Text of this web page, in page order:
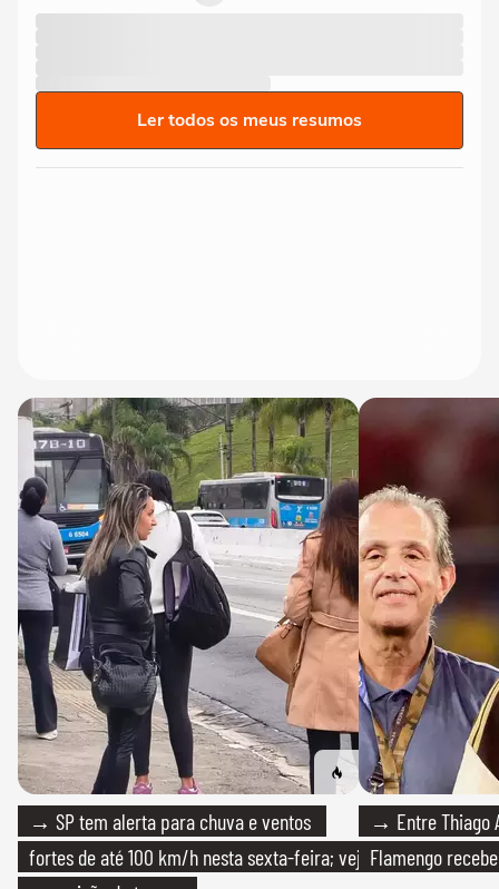
Ler todos os meus resumos
→ SP tem alerta para chuva e ventos
fortes de até 100 km/h nesta sexta-feira; veja
→ Entre Thiago
Flamengo